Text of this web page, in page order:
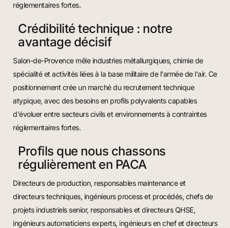
réglementaires fortes.
Crédibilité technique : notre
avantage décisif
Salon-de-Provence mêle industries métallurgiques, chimie de
spécialité et activités liées à la base militaire de l'armée de l'air. Ce
positionnement crée un marché du recrutement technique
atypique, avec des besoins en profils polyvalents capables
d'évoluer entre secteurs civils et environnements à contraintes
réglementaires fortes.
Profils que nous chassons
régulièrement en PACA
Directeurs de production, responsables maintenance et
directeurs techniques, ingénieurs process et procédés, chefs de
projets industriels senior, responsables et directeurs QHSE,
ingénieurs automaticiens experts, ingénieurs en chef et directeurs